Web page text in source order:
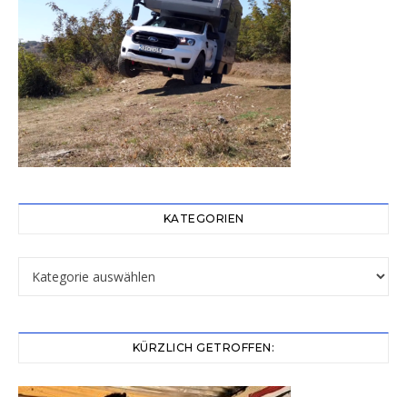
KATEGORIEN
KÜRZLICH GETROFFEN: